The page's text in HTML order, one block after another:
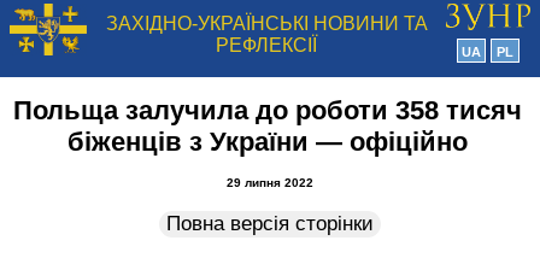
ЗАХІДНО-УКРАЇНСЬКІ НОВИНИ ТА
РЕФЛЕКСІЇ
UA PL
Польща залучила до роботи 358 тисяч
біженців з України — офіційно
29 липня 2022
Повна версія сторінки